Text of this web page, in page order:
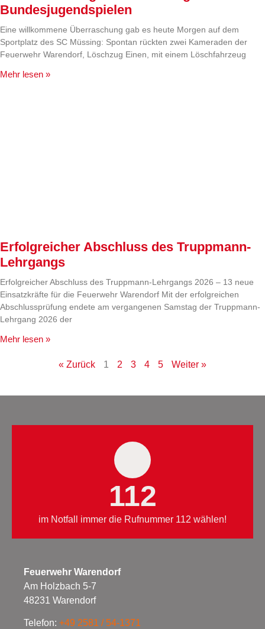
Bundesjugendspielen
Eine willkommene Überraschung gab es heute Morgen auf dem
Sportplatz des SC Müssing: Spontan rückten zwei Kameraden der
Feuerwehr Warendorf, Löschzug Einen, mit einem Löschfahrzeug
Mehr lesen »
Erfolgreicher Abschluss des Truppmann-
Lehrgangs
Erfolgreicher Abschluss des Truppmann-Lehrgangs 2026 – 13 neue
Einsatzkräfte für die Feuerwehr Warendorf Mit der erfolgreichen
Abschlussprüfung endete am vergangenen Samstag der Truppmann-
Lehrgang 2026 der
Mehr lesen »
« Zurück 1 2 3 4 5 Weiter »
112
im Notfall immer die Rufnummer 112 wählen!
Feuerwehr Warendorf
Am Holzbach 5-7
48231 Warendorf
Telefon: +49 2581 / 54-1371